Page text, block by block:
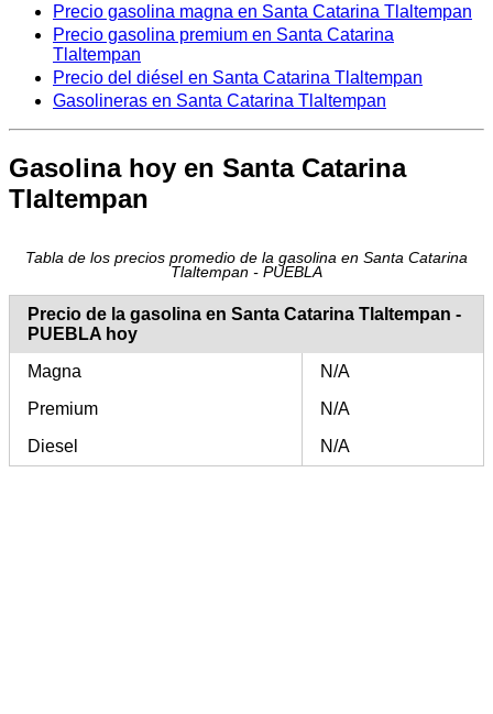
Precio gasolina magna en Santa Catarina Tlaltempan
Precio gasolina premium en Santa Catarina
Tlaltempan
Precio del diésel en Santa Catarina Tlaltempan
Gasolineras en Santa Catarina Tlaltempan
Gasolina hoy en Santa Catarina
Tlaltempan
Tabla de los precios promedio de la gasolina en Santa Catarina
Tlaltempan - PUEBLA
Precio de la gasolina en Santa Catarina Tlaltempan -
PUEBLA hoy
Magna
N/A
Premium
N/A
Diesel
N/A